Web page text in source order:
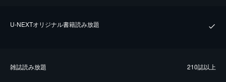
U-NEXTオリジナル書籍読み放題
雑誌読み放題 210誌以上